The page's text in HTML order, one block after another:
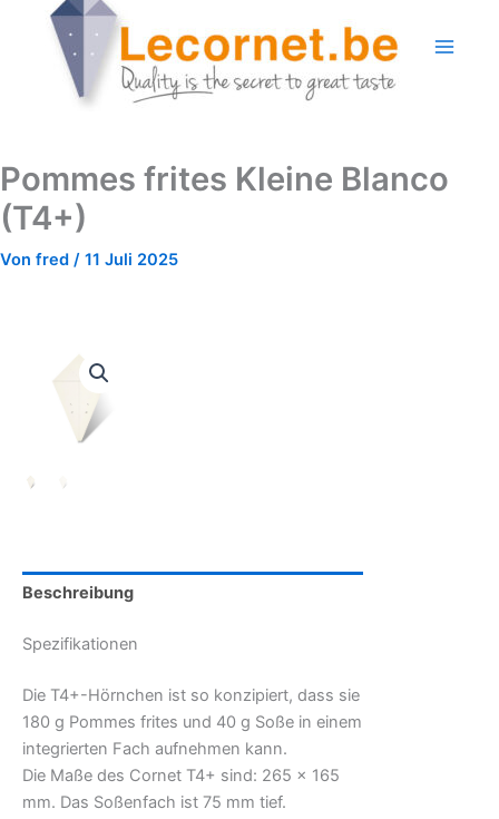
springen
Pommes frites Kleine Blanco
(T4+)
Von fred / 11 Juli 2025
Beschreibung
Spezifikationen
Die T4+-Hörnchen ist so konzipiert, dass sie
180 g Pommes frites und 40 g Soße in einem
integrierten Fach aufnehmen kann.
Die Maße des Cornet T4+ sind: 265 x 165
mm. Das Soßenfach ist 75 mm tief.